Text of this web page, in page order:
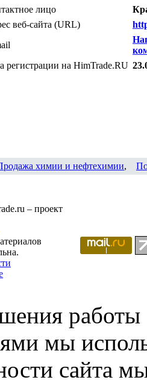
лицо
веб-сайта (URL)
регистрации на HimTrade.RU
химии и нефтехимии,
– проект
работы
мы
сайта